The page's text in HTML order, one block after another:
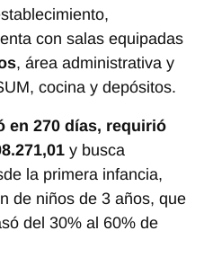
con salas equipadas
, área administrativa y
cocina y depósitos.
en 270 días, requirió
y busca
la primera infancia,
de niños de 3 años, que
del 30% al 60% de